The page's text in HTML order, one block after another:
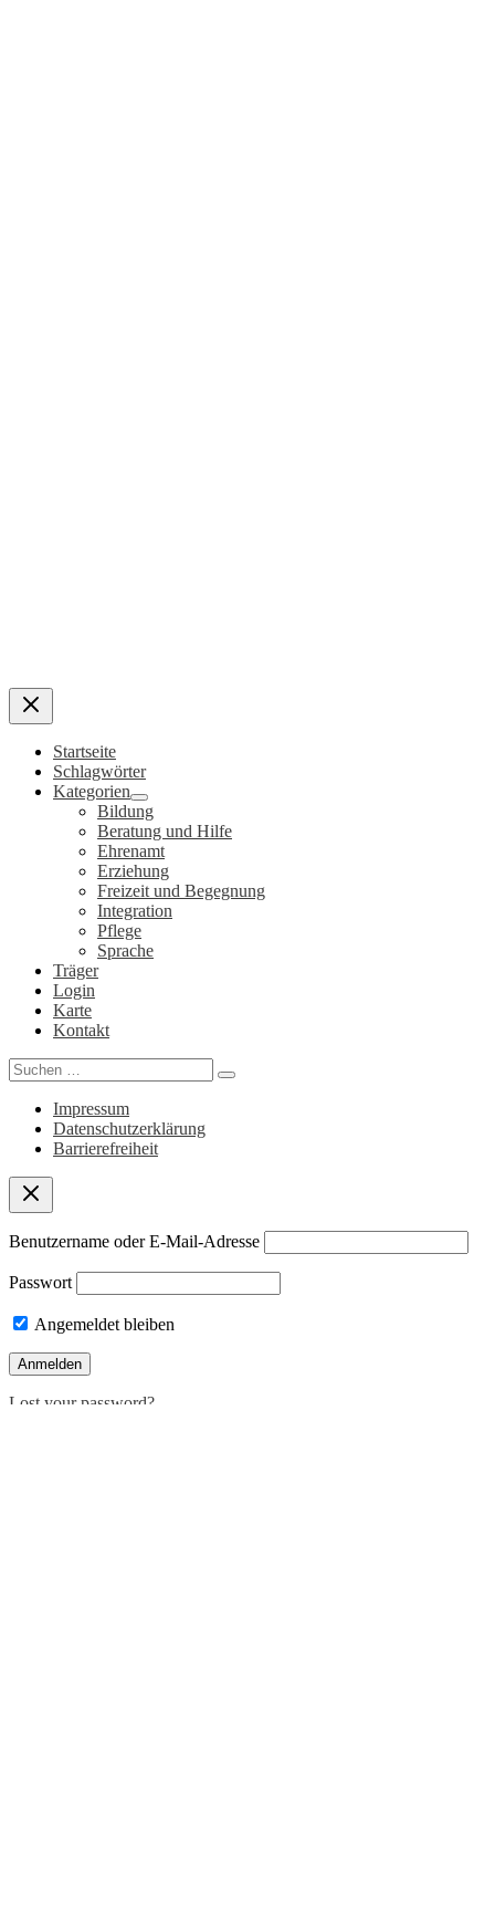
Startseite
Schlagwörter
Kategorien
Bildung
Beratung und Hilfe
Ehrenamt
Erziehung
Freizeit und Begegnung
Integration
Pflege
Sprache
Träger
Login
Karte
Kontakt
Search
for:
Impressum
Datenschutzerklärung
Barrierefreiheit
Benutzername oder E-Mail-Adresse
Passwort
Angemeldet bleiben
Lost your password?